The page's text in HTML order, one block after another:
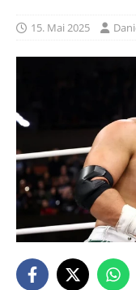
15. Mai 2025